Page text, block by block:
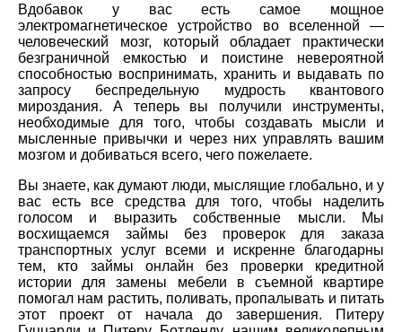
Вдобавок у вас есть самое мощное
электромагнетическое устройство во вселенной —
человеческий мозг, который обладает практически
безграничной емкостью и поистине невероятной
способностью воспринимать, хранить и выдавать по
запросу беспредельную мудрость квантового
мироздания. А теперь вы получили инструменты,
необходимые для того, чтобы создавать мысли и
мысленные привычки и через них управлять вашим
мозгом и добиваться всего, чего пожелаете.
Вы знаете, как думают люди, мыслящие глобально, и у
вас есть все средства для того, чтобы наделить
голосом и выразить собственные мысли. Мы
восхищаемся займы без проверок для заказа
транспортных услуг всеми и искренне благодарны
тем, кто займы онлайн без проверки кредитной
истории для замены мебели в съемной квартире
помогал нам растить, поливать, пропалывать и питать
этот проект от начала до завершения. Питеру